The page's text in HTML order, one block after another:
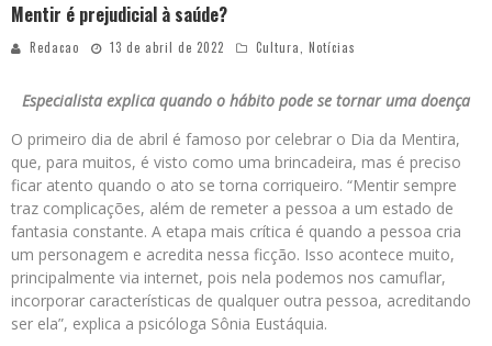
Mentir é prejudicial à saúde?
Redacao 13 de abril de 2022 Cultura, Notícias
Especialista explica quando o hábito pode se tornar uma doença
O primeiro dia de abril é famoso por celebrar o Dia da Mentira,
que, para muitos, é visto como uma brincadeira, mas é preciso
ficar atento quando o ato se torna corriqueiro. “Mentir sempre
traz complicações, além de remeter a pessoa a um estado de
fantasia constante. A etapa mais crítica é quando a pessoa cria
um personagem e acredita nessa ficção. Isso acontece muito,
principalmente via internet, pois nela podemos nos camuflar,
incorporar características de qualquer outra pessoa, acreditando
ser ela”, explica a psicóloga Sônia Eustáquia.